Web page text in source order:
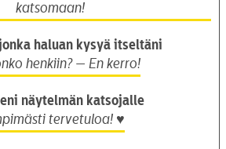
katsomaan!
haluan kysyä itseltäni
henkiin? — En kerro!
näytelmän katsojalle
tervetuloa! ♥